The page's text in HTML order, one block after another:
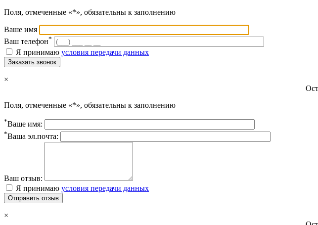
Поля, отмеченные «*», обязательны к заполнению
Ваше имя
Ваш телефон*
Я принимаю условия передачи данных
Заказать звонок
×
Поля, отмеченные «*», обязательны к заполнению
*Ваше имя:
*Ваша эл.почта:
Ваш отзыв:
Я принимаю условия передачи данных
Отправить отзыв
×